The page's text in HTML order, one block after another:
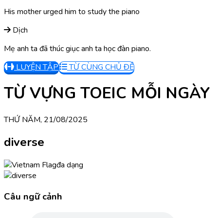
His mother urged him to study the piano
Dịch
Mẹ anh ta đã thúc giục anh ta học đàn piano.
LUYỆN TẬP
TỪ CÙNG CHỦ ĐỀ
TỪ VỰNG TOEIC MỖI NGÀY
THỨ NĂM, 21/08/2025
diverse
đa dạng
Câu ngữ cảnh